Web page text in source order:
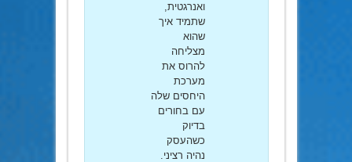
ואנרגטית,
שתמיד איך
שהוא
מצליחה
להרוס את
מערכת
היחסים שלה
עם בחורים
בדיוק
כשהעסק
נהיה רציני.